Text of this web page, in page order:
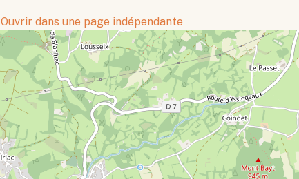
Ouvrir dans une page indépendante